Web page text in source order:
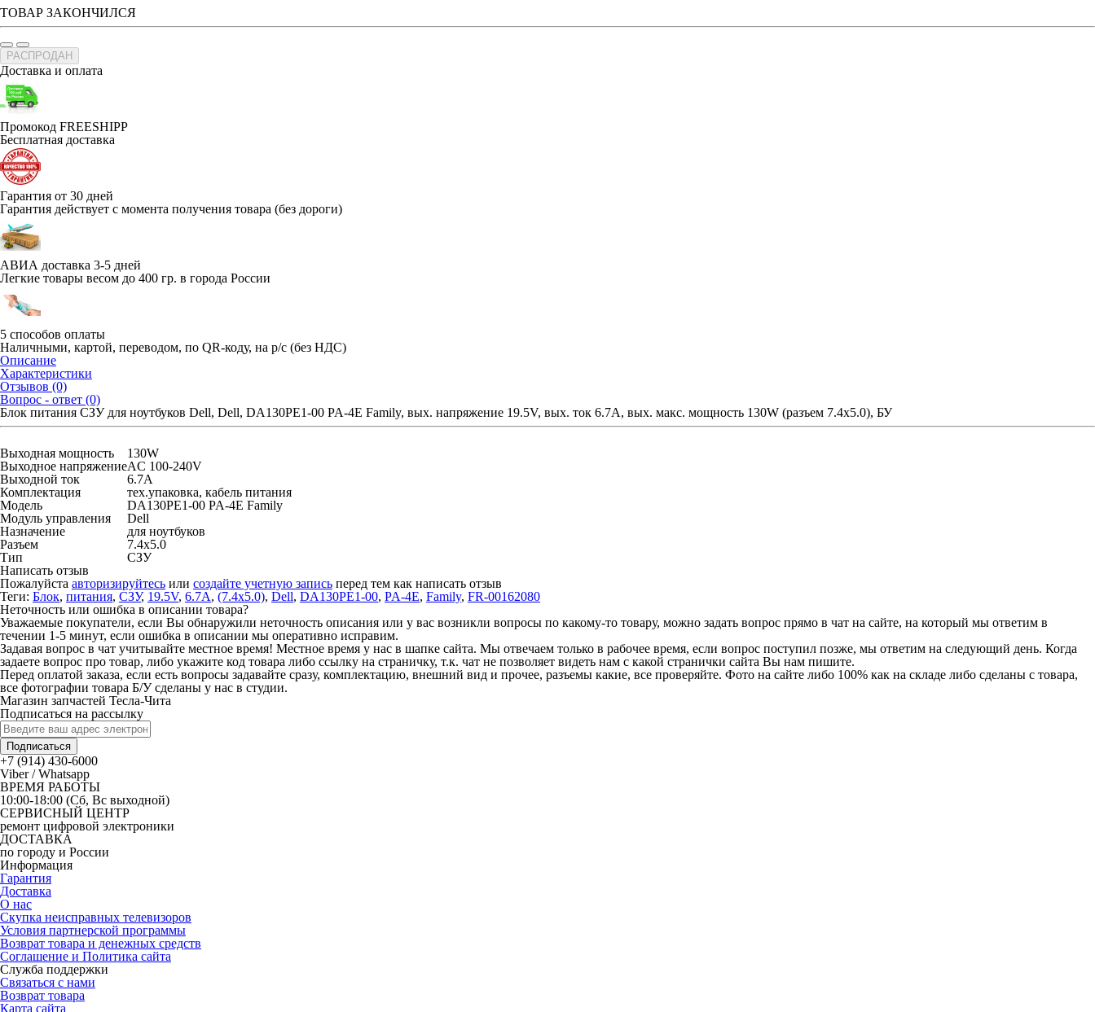
ТОВАР ЗАКОНЧИЛСЯ
РАСПРОДАН
Доставка и оплата
Промокод FREESHIPP
Бесплатная доставка
Гарантия от 30 дней
Гарантия действует с момента получения товара (без дороги)
АВИА доставка 3-5 дней
Легкие товары весом до 400 гр. в города России
5 способов оплаты
Наличными, картой, переводом, по QR-коду, на р/с (без НДС)
Описание
Характеристики
Отзывов (0)
Вопрос - ответ (0)
Блок питания СЗУ для ноутбуков Dell, Dell, DA130PE1-00 PA-4E Family, вых. напряжение 19.5V, вых. ток 6.7A, вых. макс. мощность 130W (разъем 7.4x5.0), БУ
Выходная мощность
130W
Выходное напряжениеAC 100-240V
Выходной ток
6.7A
Комплектация
тех.упаковка, кабель питания
Модель
DA130PE1-00 PA-4E Family
Модуль управления
Dell
Назначение
для ноутбуков
Разъем
7.4x5.0
Тип
СЗУ
Написать отзыв
Пожалуйста авторизируйтесь или создайте учетную запись перед тем как написать отзыв
Теги: Блок, питания, СЗУ, 19.5V, 6.7A, (7.4x5.0), Dell, DA130PE1-00, PA-4E, Family, FR-00162080
Неточность или ошибка в описании товара?
Уважаемые покупатели, если Вы обнаружили неточность описания или у вас возникли вопросы по какому-то товару, можно задать вопрос прямо в чат на сайте, на который мы ответим в
течении 1-5 минут, если ошибка в описании мы оперативно исправим.
Задавая вопрос в чат учитывайте местное время! Местное время у нас в шапке сайта. Мы отвечаем только в рабочее время, если вопрос поступил позже, мы ответим на следующий день. Когда
задаете вопрос про товар, либо укажите код товара либо ссылку на страничку, т.к. чат не позволяет видеть нам с какой странички сайта Вы нам пишите.
Перед оплатой заказа, если есть вопросы задавайте сразу, комплектацию, внешний вид и прочее, разъемы какие, все проверяйте. Фото на сайте либо 100% как на складе либо сделаны с товара,
все фотографии товара Б/У сделаны у нас в студии.
Магазин запчастей Тесла-Чита
Подписаться на рассылку
Подписаться
+7 (914) 430-6000
Viber / Whatsapp
ВРЕМЯ РАБОТЫ
10:00-18:00 (Сб, Вс выходной)
СЕРВИСНЫЙ ЦЕНТР
ремонт цифровой электроники
ДОСТАВКА
по городу и России
Информация
Гарантия
Доставка
О нас
Скупка неисправных телевизоров
Условия партнерской программы
Возврат товара и денежных средств
Соглашение и Политика сайта
Служба поддержки
Связаться с нами
Возврат товара
Карта сайта